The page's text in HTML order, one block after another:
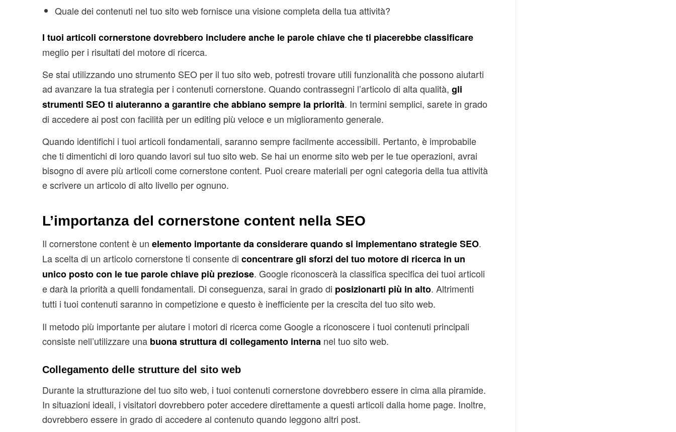
Quale dei contenuti nel tuo sito web fornisce una visione completa della tua attività?
I tuoi articoli cornerstone dovrebbero includere anche le parole chiave che ti piacerebbe classificare
meglio per i risultati del motore di ricerca.
Se stai utilizzando uno strumento SEO per il tuo sito web, potresti trovare utili funzionalità che possono aiutarti
ad avanzare la tua strategia per i contenuti cornerstone. Quando contrassegni l’articolo di alta qualità, gli
strumenti SEO ti aiuteranno a garantire che abbiano sempre la priorità. In termini semplici, sarete in grado
di accedere ai post con facilità per un editing più veloce e un miglioramento generale.
Quando identifichi i tuoi articoli fondamentali, saranno sempre facilmente accessibili. Pertanto, è improbabile
che ti dimentichi di loro quando lavori sul tuo sito web. Se hai un enorme sito web per le tue operazioni, avrai
bisogno di avere più articoli come cornerstone content. Puoi creare materiali per ogni categoria della tua attività
e scrivere un articolo di alto livello per ognuno.
L’importanza del cornerstone content nella SEO
Il cornerstone content è un elemento importante da considerare quando si implementano strategie SEO.
La scelta di un articolo cornerstone ti consente di concentrare gli sforzi del tuo motore di ricerca in un
unico posto con le tue parole chiave più preziose. Google riconoscerà la classifica specifica dei tuoi articoli
e darà la priorità a quelli fondamentali. Di conseguenza, sarai in grado di posizionarti più in alto. Altrimenti
tutti i tuoi contenuti saranno in competizione e questo è inefficiente per la crescita del tuo sito web.
Il metodo più importante per aiutare i motori di ricerca come Google a riconoscere i tuoi contenuti principali
consiste nell’utilizzare una buona struttura di collegamento interna nel tuo sito web.
Collegamento delle strutture del sito web
Durante la strutturazione del tuo sito web, i tuoi contenuti cornerstone dovrebbero essere in cima alla piramide.
In situazioni ideali, i visitatori dovrebbero poter accedere direttamente a questi articoli dalla home page. Inoltre,
dovrebbero essere in grado di accedere al contenuto quando leggono altri post.